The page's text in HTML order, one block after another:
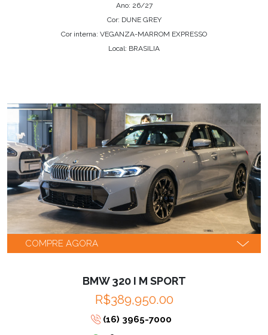
Ano: 26/27
Cor: DUNE GREY
Cor interna: VEGANZA-MARROM EXPRESSO
Local: BRASILIA
COMPRE AGORA
BMW 320 I M SPORT
R$389,950.00
(16) 3965-7000